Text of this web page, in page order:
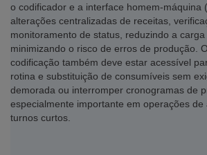
o codificador e a interface homem-máquina
alterações centralizadas de receitas,
monitoramento de status, reduzindo a
minimizando o risco de erros de produção.
codificação também deve estar acessível
rotina e substituição de consumíveis sem
demorada ou interromper cronogramas de
especialmente importante em operações de
turnos curtos.